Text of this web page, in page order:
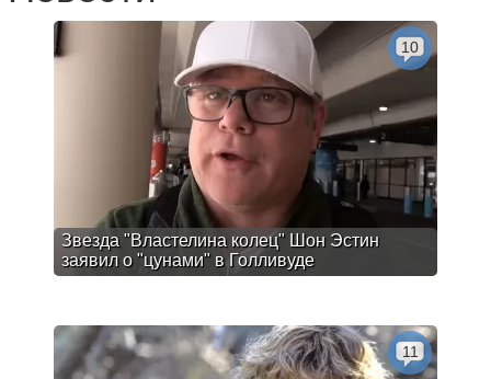
Звезда "Властелина колец" Шон Эстин
заявил о "цунами" в Голливуде
10
11